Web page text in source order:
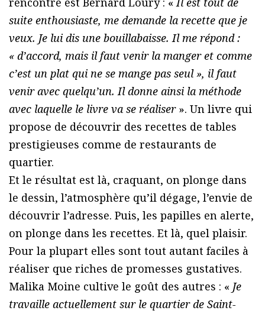
suite enthousiaste, me demande la recette que je
veux. Je lui dis une bouillabaisse. Il me répond :
« d’accord, mais il faut venir la manger et comme
c’est un plat qui ne se mange pas seul », il faut
venir avec quelqu’un. Il donne ainsi la méthode
avec laquelle le livre va se réaliser». Un livre qui
propose de découvrir des recettes de tables
prestigieuses comme de restaurants de
quartier.
Et le résultat est là, craquant, on plonge dans
le dessin, l’atmosphère qu’il dégage, l’envie de
découvrir l’adresse. Puis, les papilles en alerte,
on plonge dans les recettes. Et là, quel plaisir.
Pour la plupart elles sont tout autant faciles à
réaliser que riches de promesses gustatives.
Malika Moine cultive le goût des autres : « Je
travaille actuellement sur le quartier de Saint-